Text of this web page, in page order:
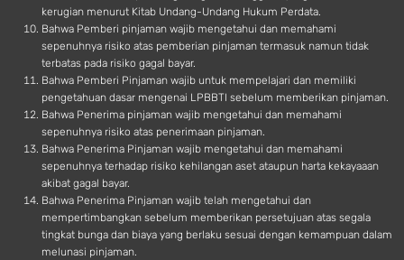
kerugian menurut Kitab Undang-Undang Hukum Perdata.
Bahwa Pemberi pinjaman wajib mengetahui dan memahami
sepenuhnya risiko atas pemberian pinjaman termasuk namun tidak
terbatas pada risiko gagal bayar.
Bahwa Pemberi Pinjaman wajib untuk mempelajari dan memiliki
pengetahuan dasar mengenai LPBBTI sebelum memberikan pinjaman.
Bahwa Penerima pinjaman wajib mengetahui dan memahami
sepenuhnya risiko atas penerimaan pinjaman.
Bahwa Penerima Pinjaman wajib mengetahui dan memahami
sepenuhnya terhadap risiko kehilangan aset ataupun harta kekayaaan
akibat gagal bayar.
Bahwa Penerima Pinjaman wajib telah mengetahui dan
mempertimbangkan sebelum memberikan persetujuan atas segala
tingkat bunga dan biaya yang berlaku sesuai dengan kemampuan dalam
melunasi pinjaman.